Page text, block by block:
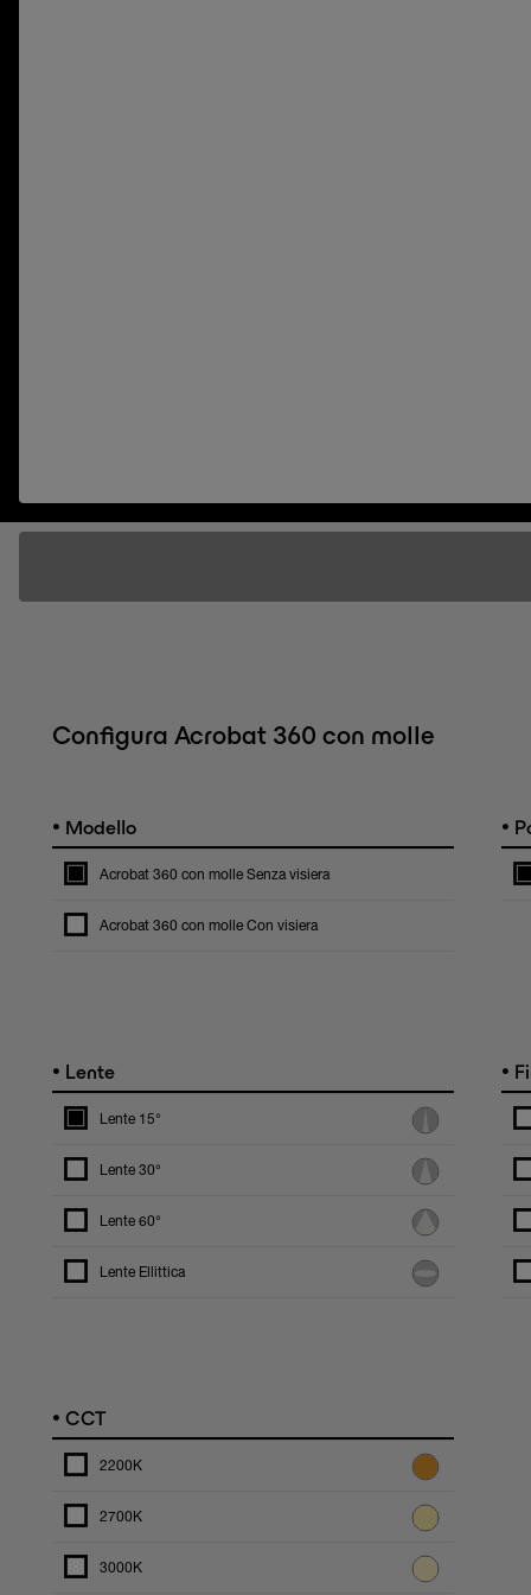
Configura Acrobat 360 con molle
• Modello
Acrobat 360 con molle Senza visiera
Acrobat 360 con molle Con visiera
•
• Lente
Lente 15°
Lente 30°
Lente 60°
Lente Ellittica
•
• CCT
2200K
2700K
3000K